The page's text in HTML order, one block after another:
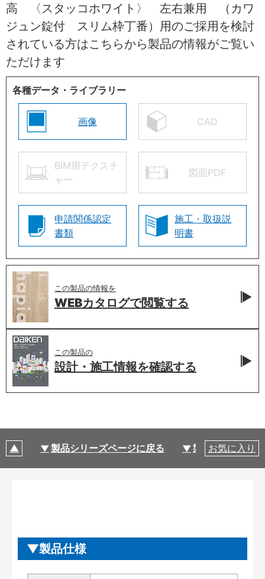
高 〈スタッコホワイト〉 左右兼用 （カワ
ジュン錠付 スリム枠丁番）用のご採用を検討
されている方はこちらから製品の情報がご覧い
ただけます
各種データ・ライブラリー
画像 CAD
BIM用テクスチ
ャー
図面PDF
申請関係認定
書類
施工・取扱説
明書
この製品の情報を
WEBカタログで閲覧する
この製品の
設計・施工情報を確認する
製品シリーズページに戻る 製品仕様
お気に入り
製品仕様